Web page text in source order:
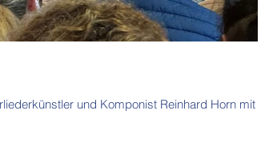
und Komponist Reinhard Horn mit 40